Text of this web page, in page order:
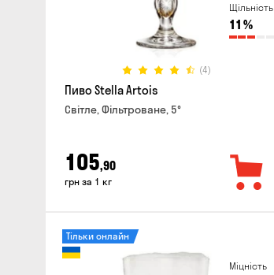
Щільність
11 %
(4)
Пиво Stella Artois
Світле, Фільтроване, 5°
105,90
грн за 1 кг
Міцність
Тільки онлайн